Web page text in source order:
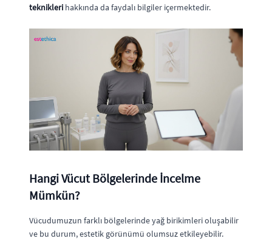
teknikleri hakkında da faydalı bilgiler içermektedir.
Hangi Vücut Bölgelerinde İncelme
Mümkün?
Vücudumuzun farklı bölgelerinde yağ birikimleri oluşabilir
ve bu durum, estetik görünümü olumsuz etkileyebilir.